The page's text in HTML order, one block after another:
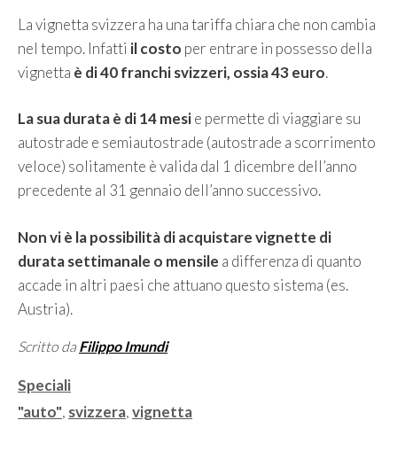
La vignetta svizzera ha una tariffa chiara che non cambia
nel tempo. Infatti il costo per entrare in possesso della
vignetta è di 40 franchi svizzeri, ossia 43 euro.
La sua durata è di 14 mesie permette di viaggiare su
autostrade e semiautostrade (autostrade a scorrimento
veloce) solitamente è valida dal 1 dicembre dell’anno
precedente al 31 gennaio dell’anno successivo.
Non vi è la possibilità di acquistare vignette di
durata settimanale o mensile a differenza di quanto
accade in altri paesi che attuano questo sistema (es.
Austria).
Scritto da Filippo Imundi
Categorie
Speciali
Tag
"auto", svizzera,vignetta